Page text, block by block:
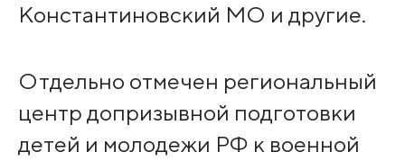
Константиновский МО и другие.
Отдельно отмечен региональный
центр допризывной подготовки
детей и молодежи РФ к военной